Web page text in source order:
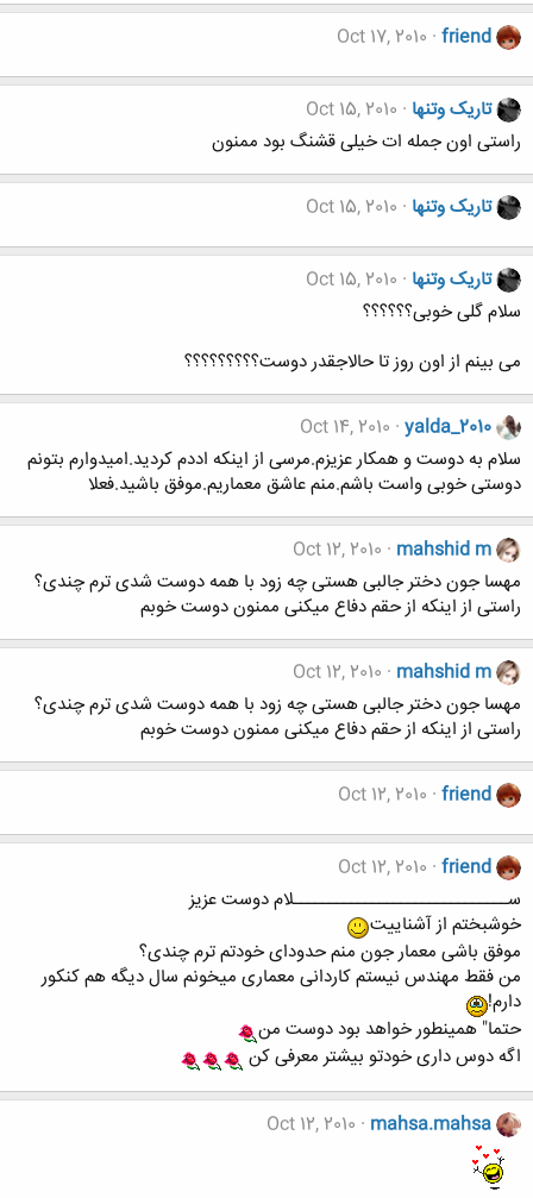
friend
Oct 17, 2010
تاریک وتنها Oct 15, 2010
راستی اون جمله ات خیلی قشنگ بود ممنون
تاریک وتنها Oct 15, 2010
تاریک وتنها Oct 15, 2010
سلام گلی خوبی؟؟؟؟؟؟
می بینم از اون روز تا حالاجقدر دوست؟؟؟؟؟؟؟؟؟
yalda_2010
Oct 14, 2010
سلام به دوست و همکار عزیزم.مرسی از اینکه اددم کردید.امیدوارم بتونم
دوستی خوبی واست باشم.منم عاشق معماریم.موفق باشید.فعلا
mahshid m
Oct 12, 2010
مهسا جون دختر جالبی هستی چه زود با همه دوست شدی ترم چندی؟
راستی از اینکه از حقم دفاع میکنی ممنون دوست خوبم
mahshid m
Oct 12, 2010
مهسا جون دختر جالبی هستی چه زود با همه دوست شدی ترم چندی؟
راستی از اینکه از حقم دفاع میکنی ممنون دوست خوبم
friend
Oct 12, 2010
friend
Oct 12, 2010
ســــــــــــــــــــــــــــــلام دوست عزیز
خوشبختم از آشناییت
موفق باشی معمار جون منم حدودای خودتم ترم چندی؟
من فقط مهندس نیستم کاردانی معماری میخونم سال دیگه هم کنکور
دارم!
حتما" همینطور خواهد بود دوست من
اگه دوس داری خودتو بیشتر معرفی کن
mahsa.mahsa
Oct 12, 2010